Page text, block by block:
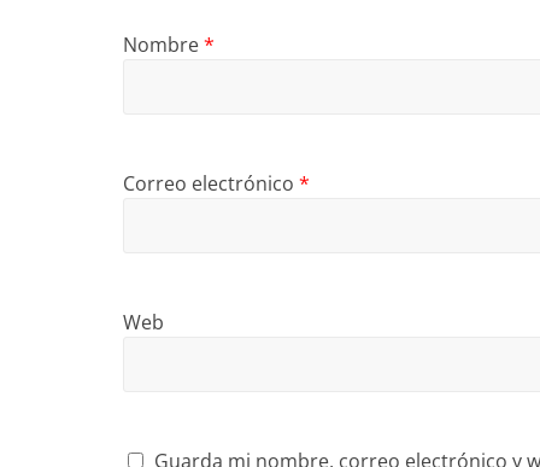
Nombre*
Correo electrónico *
Web
Guarda mi nombre, correo electrónico y